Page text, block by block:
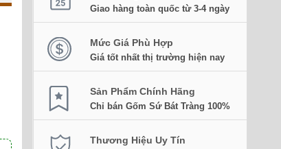
Giao hàng toàn quốc từ 3-4 ngày
Mức Giá Phù Hợp
Giá tốt nhất thị trường hiện nay
Sản Phẩm Chính Hãng
Chỉ bán Gốm Sứ Bát Tràng 100%
Thương Hiệu Uy Tín